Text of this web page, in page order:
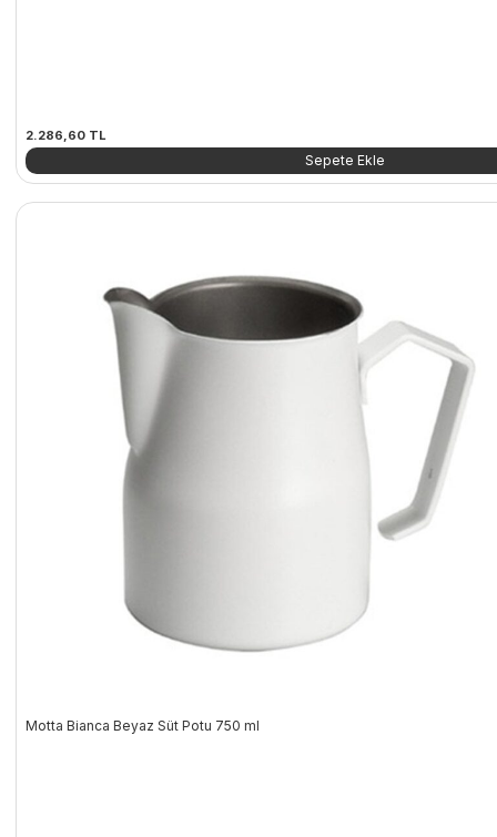
2.286,60 TL
Sepete Ekle
Motta Bianca Beyaz Süt Potu 750 ml